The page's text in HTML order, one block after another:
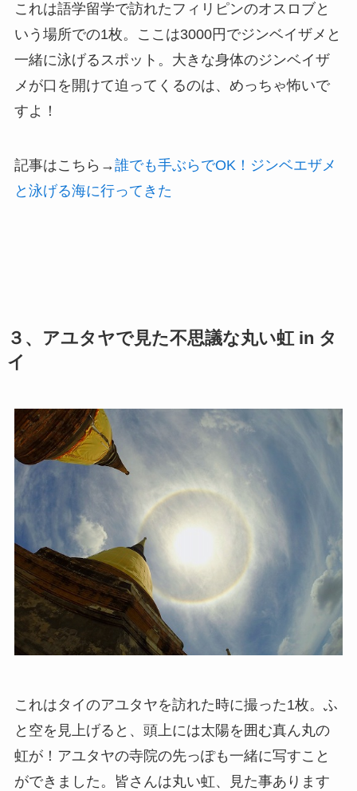
これは語学留学で訪れたフィリピンのオスロブと
いう場所での1枚。ここは3000円でジンベイザメと
一緒に泳げるスポット。大きな身体のジンベイザ
メが口を開けて迫ってくるのは、めっちゃ怖いで
すよ！
記事はこちら→誰でも手ぶらでOK！ジンベエザメ
と泳げる海に行ってきた
３、アユタヤで見た不思議な丸い虹 in タ
イ
これはタイのアユタヤを訪れた時に撮った1枚。ふ
と空を見上げると、頭上には太陽を囲む真ん丸の
虹が！アユタヤの寺院の先っぽも一緒に写すこと
ができました。皆さんは丸い虹、見た事あります